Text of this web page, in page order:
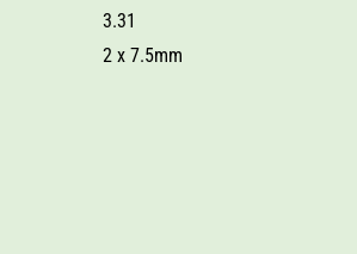
3.31
2 x 7.5mm